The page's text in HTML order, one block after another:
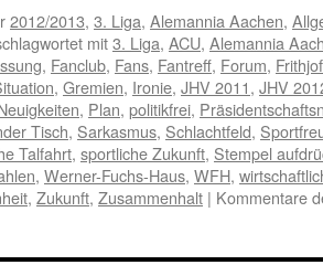
2012/2013, 3. Liga, Alemannia Aachen,
mit3. Liga, ACU, Alemannia
, Fanclub, Fans, Fantreff, Forum,
, Gremien, Ironie, JHV 2011, JHV
, Plan, politikfrei,
Tisch, Sarkasmus, Schlachtfeld,
Talfahrt, sportliche Zukunft, Stempel
, Werner-Fuchs-Haus, WFH,
, Zukunft, Zusammenhalt | Kommentare